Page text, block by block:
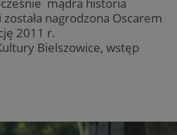
nagrodzona Oscarem
2011 r.
Bielszowice, wstęp